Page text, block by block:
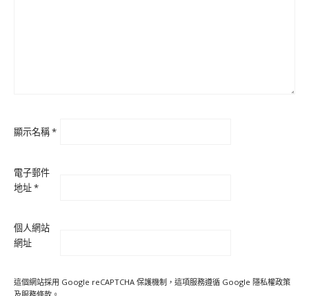
顯示名稱*
電子郵件
地址*
個人網站
網址
這個網站採用 Google reCAPTCHA 保護機制，這項服務遵循 Google 隱私權政策